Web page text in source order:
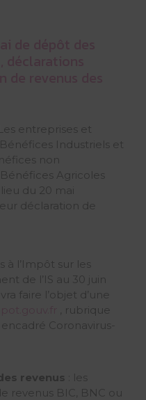
Les entreprises et
Industriels et
non
Agricoles
du 20 mai
déclaration de
à l’Impôt sur les
de l’IS au 30 juin
faire l’objet d’une
, rubrique
Coronavirus-
revenus
: les
revenus BIC, BNC ou